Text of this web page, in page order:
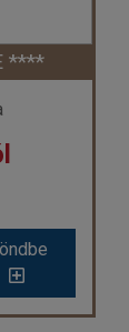
****